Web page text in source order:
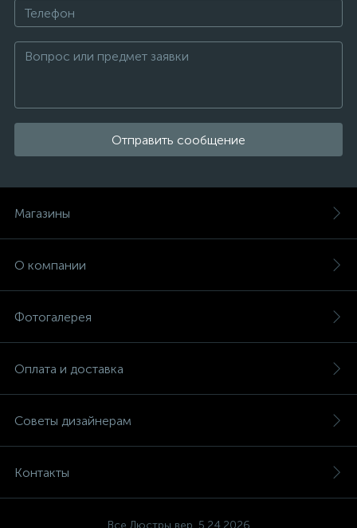
Отправить сообщение
Магазины
О компании
Фотогалерея
Оплата и доставка
Советы дизайнерам
Контакты
Все Люстры вер. 5.24.2026